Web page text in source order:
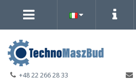
+48 22 266 28 33